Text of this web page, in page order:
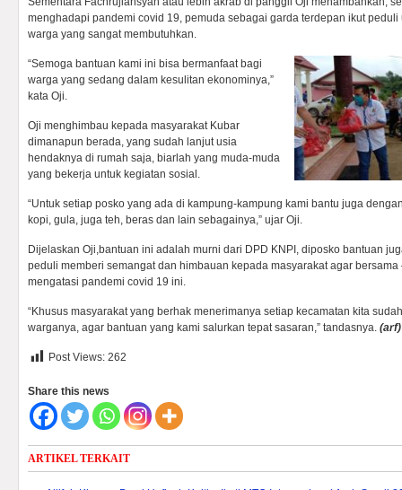
menghadapi pandemi covid 19, pemuda sebagai garda terdepan ikut
warga yang sangat membutuhkan.
“Semoga bantuan kami ini bisa bermanfaat bagi
warga yang sedang dalam kesulitan ekonominya,”
kata Oji.
Oji menghimbau kepada masyarakat Kubar
dimanapun berada, yang sudah lanjut usia
hendaknya di rumah saja, biarlah yang muda-muda
yang bekerja untuk kegiatan sosial.
“Untuk setiap posko yang ada di kampung-kampung kami bantu juga
kopi, gula, juga teh, beras dan lain sebagainya,” ujar Oji.
Dijelaskan Oji,bantuan ini adalah murni dari DPD KNPI, diposko bantuan
peduli memberi semangat dan himbauan kepada masyarakat agar
mengatasi pandemi covid 19 ini.
“Khusus masyarakat yang berhak menerimanya setiap kecamatan kita
warganya, agar bantuan yang kami salurkan tepat sasaran,” tandasnya. (arf)
Post Views: 262
Share this news
ARTIKEL TERKAIT